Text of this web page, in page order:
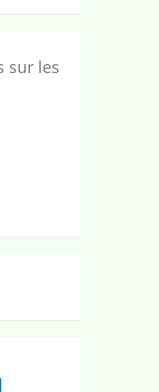
sur les